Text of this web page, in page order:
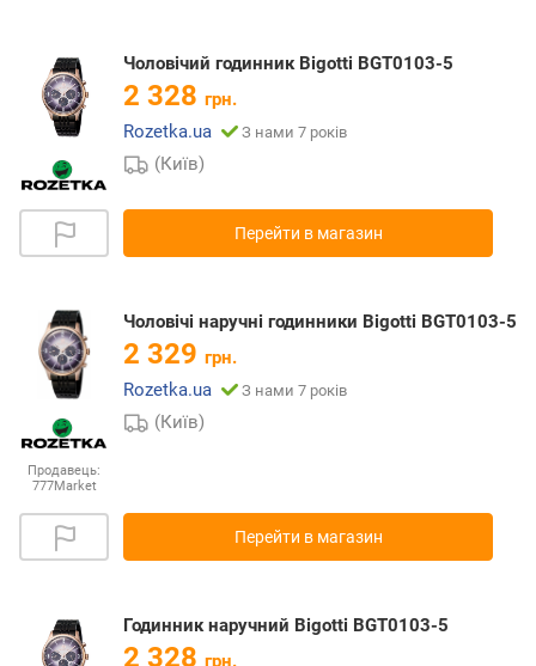
Чоловічий годинник Bigotti BGT0103-5
2 328 грн.
Rozetka.ua
З нами 7 років
(Київ)
Перейти в магазин
Продавець:
777Market
Чоловічі наручні годинники Bigotti BGT0103-5
2 329 грн.
Rozetka.ua
З нами 7 років
(Київ)
Перейти в магазин
Годинник наручний Bigotti BGT0103-5
2 328 грн.